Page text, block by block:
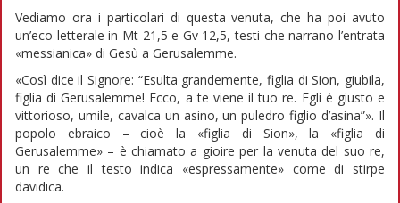
Vediamo ora i particolari di questa venuta, che ha poi avuto
un’eco letterale in Mt 21,5 e Gv 12,5, testi che narrano l’entrata
«messianica» di Gesù a Gerusalemme.
«Così dice il Signore: “Esulta grandemente, figlia di Sion, giubila,
figlia di Gerusalemme! Ecco, a te viene il tuo re. Egli è giusto e
vittorioso, umile, cavalca un asino, un puledro figlio d’asina”». Il
popolo ebraico – cioè la «figlia di Sion», la «figlia di
Gerusalemme» – è chiamato a gioire per la venuta del suo re,
un re che il testo indica «espressamente» come di stirpe
davidica.